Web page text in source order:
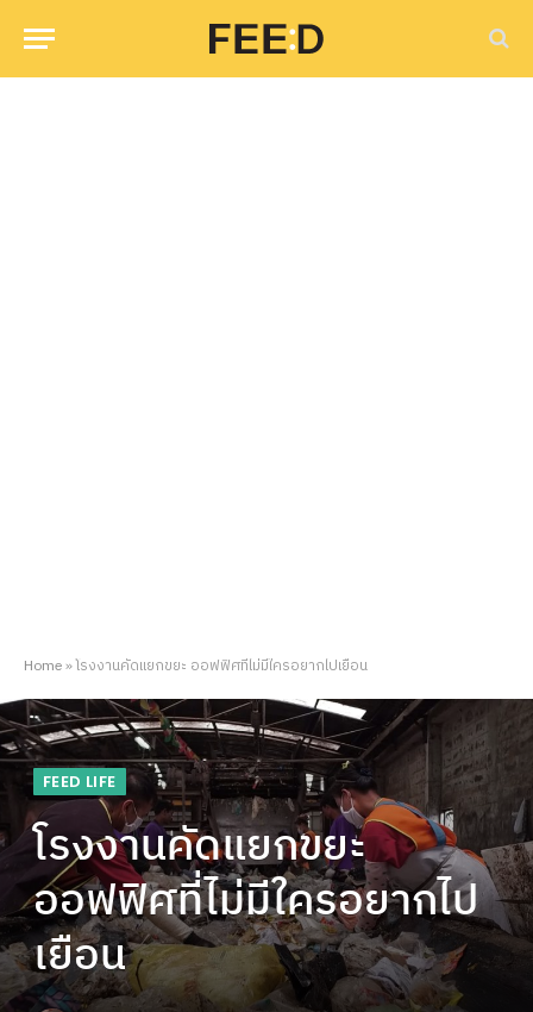
Home»โรงงานคัดแยกขยะ ออฟฟิศที่ไม่มีใครอยากไปเยือน
FEED LIFE
โรงงานคัดแยกขยะ
ออฟฟิศที่ไม่มีใครอยากไป
เยือน